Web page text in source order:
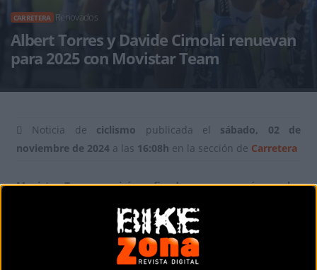
CARRETERA Renovados
Albert Torres y Davide Cimolai renuevan
para 2025 con Movistar Team
Noticia de ciclismo publicada el sábado, 02 de
noviembre de 2024 a las 16:08h en la sección de Carretera
Movistar Team seguirá confiando un curso más con las
prestaciones del menorquín Albert Torres y del
pordenonesi Davide Cimolai.
En 2024, Torres sumó su quinta temporada y Cimolai la